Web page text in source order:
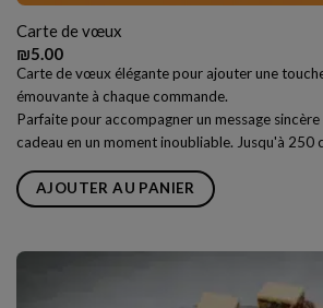
Carte de vœux
₪5.00
Carte de vœux élégante pour ajouter une
émouvante à chaque commande.
Parfaite pour accompagner un message
cadeau en un moment inoubliable. Jusqu'à 250
AJOUTER AU PANIER